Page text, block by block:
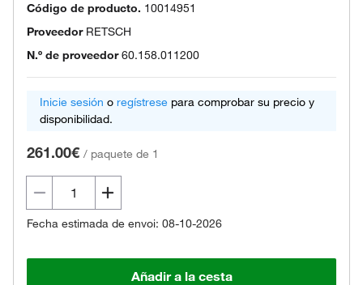
Código de producto. 10014951
Proveedor RETSCH
N.º de proveedor 60.158.011200
Inicie sesión o regístrese para comprobar su precio y
disponibilidad.
261.00€ / paquete de 1
Fecha estimada de envoi: 08-10-2026
Añadir a la cesta